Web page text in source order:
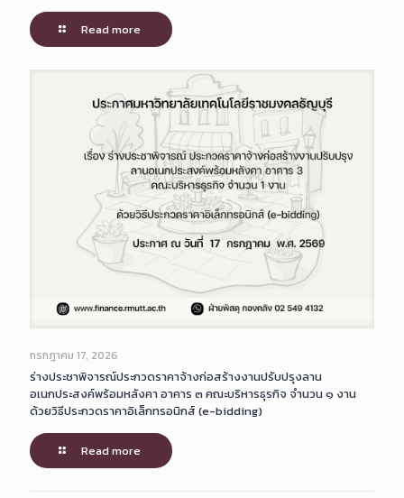
Read more
กรกฎาคม 17, 2026
ร่างประชาพิจารณ์ประกวดราคาจ้างก่อสร้างงานปรับปรุงลาน
อเนกประสงค์พร้อมหลังคา อาคาร ๓ คณะบริหารธุรกิจ จำนวน ๑ งาน
ด้วยวิธีประกวดราคาอิเล็กทรอนิกส์ (e-bidding)
Read more